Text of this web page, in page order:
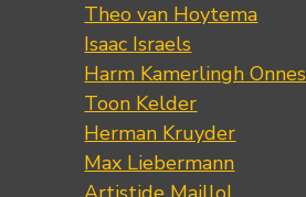
Theo van Hoytema
Isaac Israels
Harm Kamerlingh Onnes
Toon Kelder
Herman Kruyder
Max Liebermann